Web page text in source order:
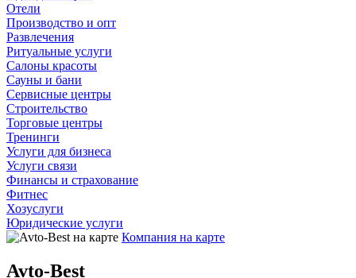
Отели
Производство и опт
Развлечения
Ритуальные услуги
Салоны красоты
Сауны и бани
Сервисные центры
Строительство
Торговые центры
Тренинги
Услуги для бизнеса
Услуги связи
Финансы и страхование
Фитнес
Хозуслуги
Юридические услуги
Компания на карте
Avto-Best